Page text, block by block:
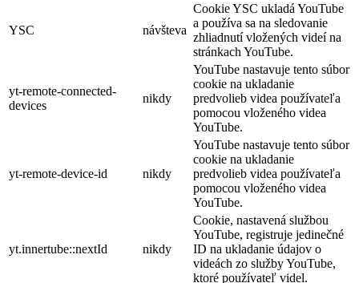
YSC návšteva
Cookie YSC ukladá YouTube
a používa sa na sledovanie
zhliadnutí vložených videí na
stránkach YouTube.
yt-remote-connected-
devices
nikdy
YouTube nastavuje tento súbor
cookie na ukladanie
predvolieb videa používateľa
pomocou vloženého videa
YouTube.
yt-remote-device-id nikdy
YouTube nastavuje tento súbor
cookie na ukladanie
predvolieb videa používateľa
pomocou vloženého videa
YouTube.
yt.innertube::nextId nikdy
Cookie, nastavená službou
YouTube, registruje jedinečné
ID na ukladanie údajov o
videách zo služby YouTube,
ktoré používateľ videl.